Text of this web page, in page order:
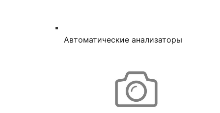
Автоматические анализаторы